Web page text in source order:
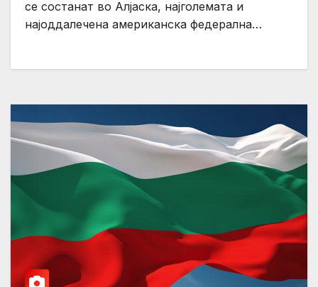
се состанат во Алјаска, најголемата и
најоддалечена американска федерална…